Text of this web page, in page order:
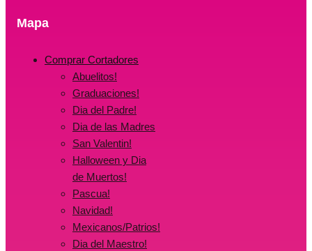
Mapa
Comprar Cortadores
Abuelitos!
Graduaciones!
Dia del Padre!
Dia de las Madres
San Valentin!
Halloween y Dia
de Muertos!
Pascua!
Navidad!
Mexicanos/Patrios!
Dia del Maestro!